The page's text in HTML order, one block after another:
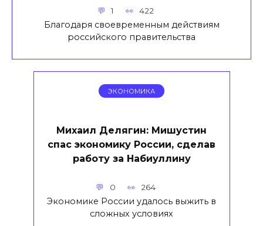
1 422
Благодаря своевременным действиям
российского правительства
ЭКОНОМИКА
Михаил Делягин: Мишустин
спас экономику России, сделав
работу за Набиуллину
0 264
Экономике России удалось выжить в
сложных условиях